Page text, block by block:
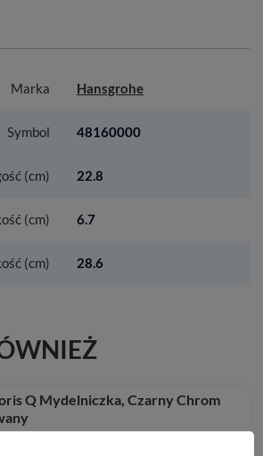
Marka Hansgrohe
Symbol 48160000
(cm) 22.8
(cm) 6.7
(cm) 28.6
Q Mydelniczka, Czarny Chrom